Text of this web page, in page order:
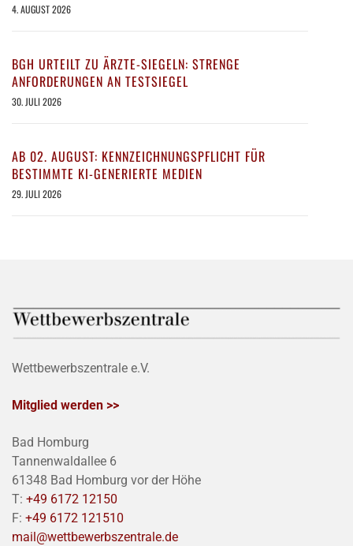
4. AUGUST 2026
BGH URTEILT ZU ÄRZTE-SIEGELN: STRENGE
ANFORDERUNGEN AN TESTSIEGEL
30. JULI 2026
AB 02. AUGUST: KENNZEICHNUNGSPFLICHT FÜR
BESTIMMTE KI-GENERIERTE MEDIEN
29. JULI 2026
Wettbewerbszentrale e.V.
Mitglied werden >>
Bad Homburg
Tannenwaldallee 6
61348 Bad Homburg vor der Höhe
T: +49 6172 12150
F: +49 6172 121510
mail@wettbewerbszentrale.de